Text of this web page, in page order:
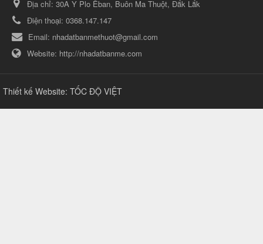
Địa chỉ: 30A Y Plo Êban, Buôn Ma Thuột, Đắk Lắk
Điện thoại: 0368.147.147
Email: nhadatbanmethuot@gmail.com
Website: http://nhadatbanme.com
Thiết kế Website: TỐC ĐỘ VIỆT